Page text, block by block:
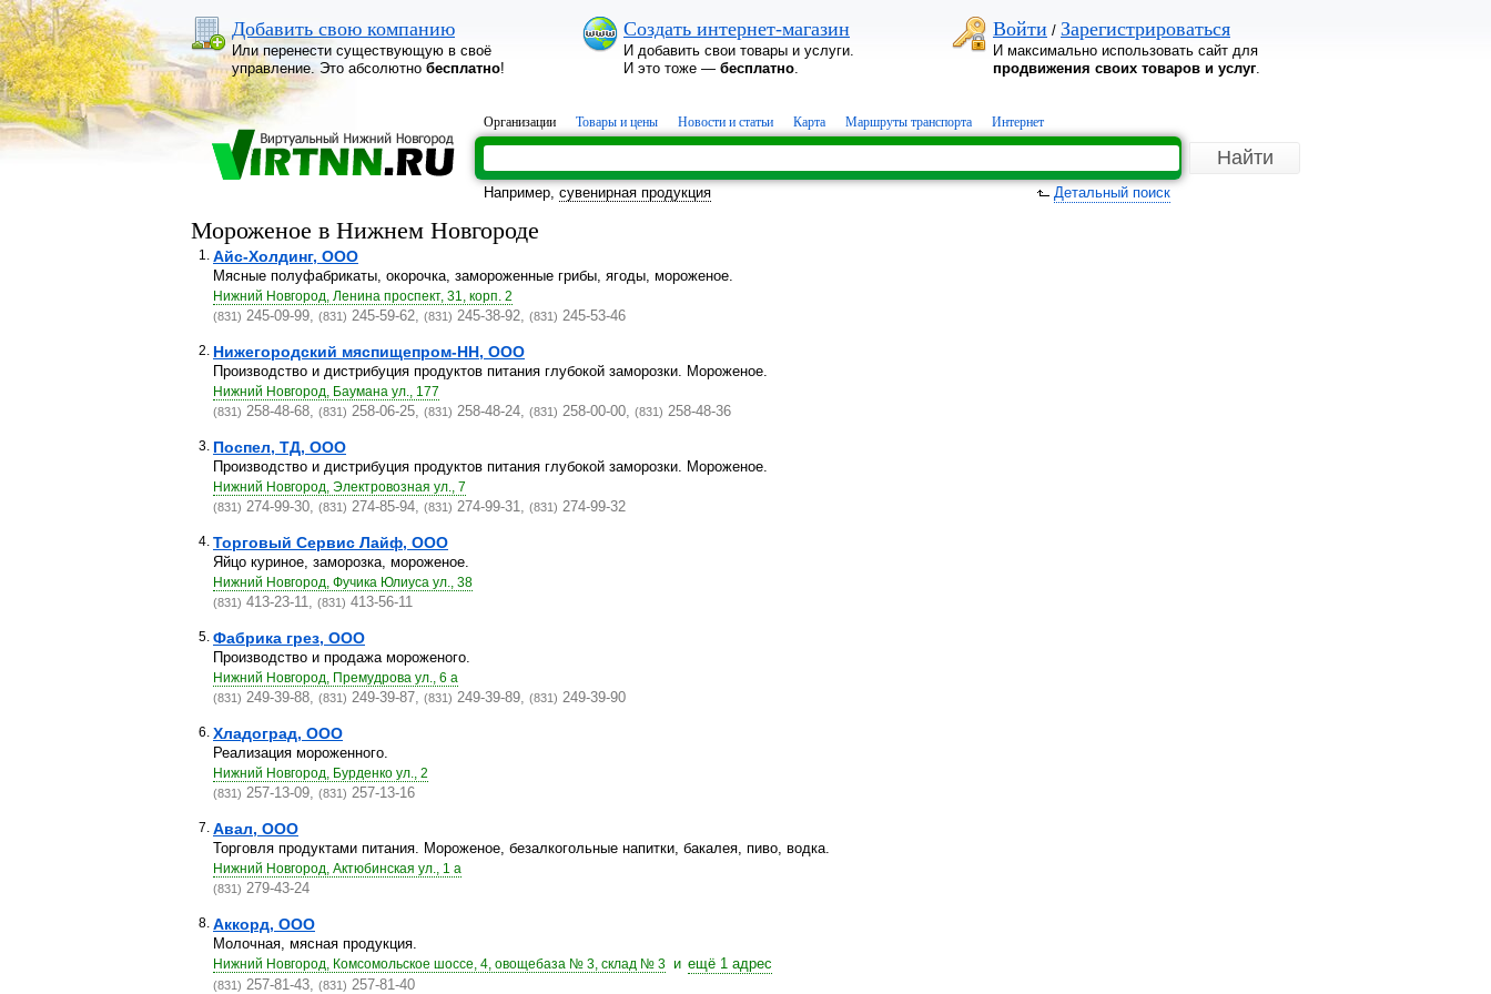
Добавить свою компанию
Или перенести существующую в своё
управление. Это абсолютно бесплатно!
Создать интернет-магазин
И добавить свои товары и услуги.
И это тоже — бесплатно.
Войти / Зарегистрироваться
И максимально использовать сайт для
продвижения своих товаров и услуг.
Организации Товары и цены Новости и статьи Карта Маршруты транспорта Интернет
Например, сувенирная продукция Детальный поиск
Мороженое в Нижнем Новгороде
1. Айс-Холдинг, ООО
Мясные полуфабрикаты, окорочка, замороженные грибы, ягоды, мороженое.
Нижний Новгород, Ленина проспект, 31, корп. 2
(831) 245-09-99, (831) 245-59-62, (831) 245-38-92, (831) 245-53-46
2. Нижегородский мяспищепром-НН, ООО
Производство и дистрибуция продуктов питания глубокой заморозки. Мороженое.
Нижний Новгород, Баумана ул., 177
(831) 258-48-68, (831) 258-06-25, (831) 258-48-24, (831) 258-00-00, (831) 258-48-36
3. Поспел, ТД, ООО
Производство и дистрибуция продуктов питания глубокой заморозки. Мороженое.
Нижний Новгород, Электровозная ул., 7
(831) 274-99-30, (831) 274-85-94, (831) 274-99-31, (831) 274-99-32
4. Торговый Сервис Лайф, ООО
Яйцо куриное, заморозка, мороженое.
Нижний Новгород, Фучика Юлиуса ул., 38
(831) 413-23-11, (831) 413-56-11
5. Фабрика грез, ООО
Производство и продажа мороженого.
Нижний Новгород, Премудрова ул., 6 а
(831) 249-39-88, (831) 249-39-87, (831) 249-39-89, (831) 249-39-90
6. Хладоград, ООО
Реализация мороженного.
Нижний Новгород, Бурденко ул., 2
(831) 257-13-09, (831) 257-13-16
7. Авал, ООО
Торговля продуктами питания. Мороженое, безалкогольные напитки, бакалея, пиво, водка.
Нижний Новгород, Актюбинская ул., 1 а
(831) 279-43-24
8. Аккорд, ООО
Молочная, мясная продукция.
Нижний Новгород, Комсомольское шоссе, 4, овощебаза № 3, склад № 3 и ещё 1 адрес
(831) 257-81-43, (831) 257-81-40